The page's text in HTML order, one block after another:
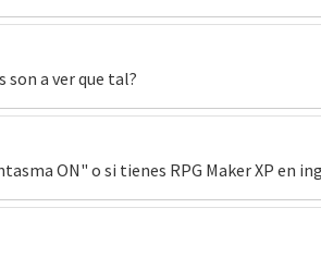
a ver que tal?
ON" o si tienes RPG Maker XP en